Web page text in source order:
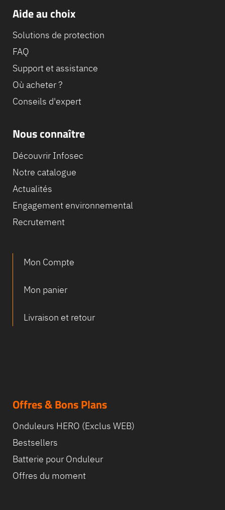
Aide au choix
Solutions de protection
FAQ
Support et assistance
Où acheter ?
Conseils d'expert
Nous connaître
Découvrir Infosec
Notre catalogue
Actualités
Engagement environnemental
Recrutement
Mon Compte
Mon panier
Livraison et retour
Offres & Bons Plans
Onduleurs HERO (Exclus WEB)
Bestsellers
Batterie pour Onduleur
Offres du moment